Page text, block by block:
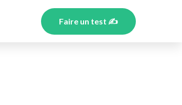
Faire un test ✍️